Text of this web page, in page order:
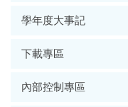
學年度大事記
下載專區
內部控制專區